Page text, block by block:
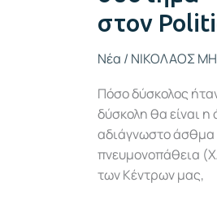
στον
Νέα / ΝΙΚΟΛΑΟΣ
Πόσο δύσκολος
δύσκολη θα είναι η
αδιάγνωστο άσθμα
πνευμονοπάθεια
των Κέντρων μας,